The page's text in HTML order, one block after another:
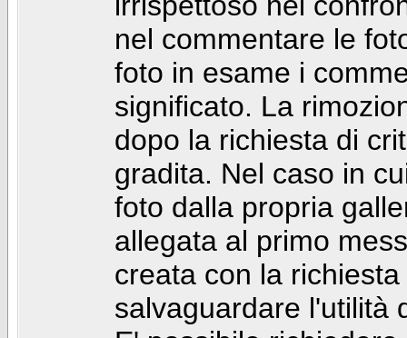
nel commentare le
foto in esame i
significato. La
dopo la richiesta di
gradita. Nel caso in
foto dalla propria
allegata al primo
creata con la
salvaguardare l'utilità